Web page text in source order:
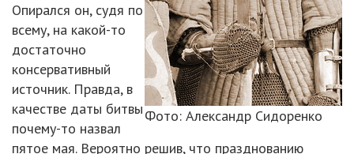
Фото: Александр Сидоренко
Опирался он, судя по
всему, на какой-то
достаточно
консервативный
источник. Правда, в
качестве даты битвы
почему-то назвал
пятое мая. Вероятно решив, что празднованию